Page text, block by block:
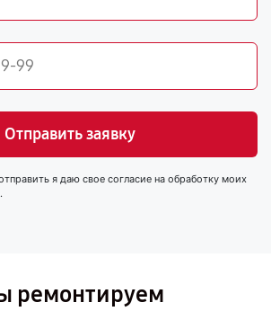
Отправить заявку
я даю свое согласие на обработку моих
.
ремонтируем